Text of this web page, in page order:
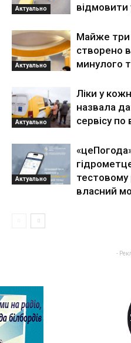
Актуально
відмовити
Актуально
Майже три
створено
минулого
Актуально
Ліки у
назвала
сервісу по
Актуально
тестовому
власний
-